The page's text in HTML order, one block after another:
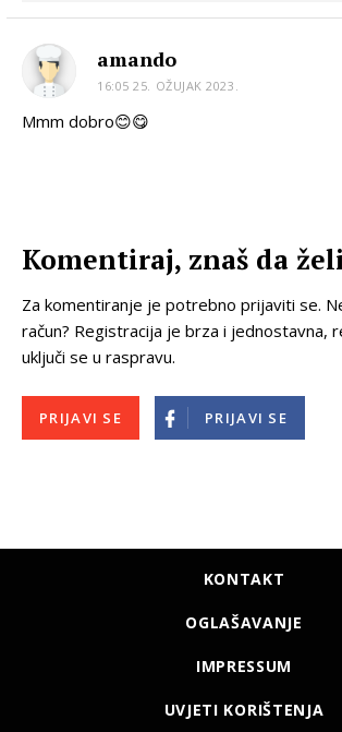
amando
16:05 25. OŽUJAK 2023.
Mmm dobro😊😋
Komentiraj, znaš da
Za komentiranje je potrebno prijaviti se.
račun? Registracija je brza i jednostavna,
uključi se u raspravu.
PRIJAVI SE PRIJAVI SE
KONTAKT
OGLAŠAVANJE
IMPRESSUM
UVJETI KORIŠTENJA